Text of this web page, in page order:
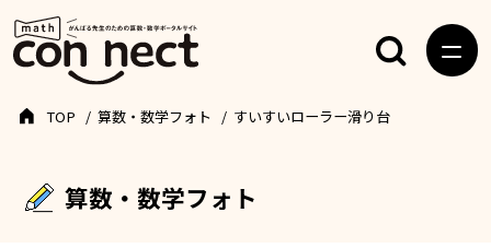
算数・数学フォト
TOP 算数・数学フォト すいすいローラー滑り台